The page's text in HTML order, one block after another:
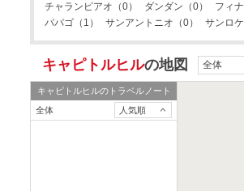
チャランピアオ （0） ダンダン （0） フィ
パパゴ （1） サンアントニオ （0） サンロケ
キャピトルヒルの地図 全体
キャピトルヒルのトラベルノート
全体
人気順